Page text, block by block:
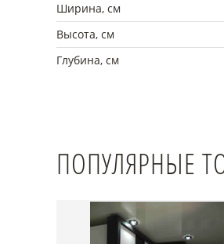
Ширина, см
Высота, см
Глубина, см
ПОПУЛЯРНЫЕ